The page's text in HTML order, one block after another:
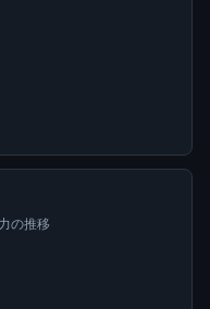
の推移